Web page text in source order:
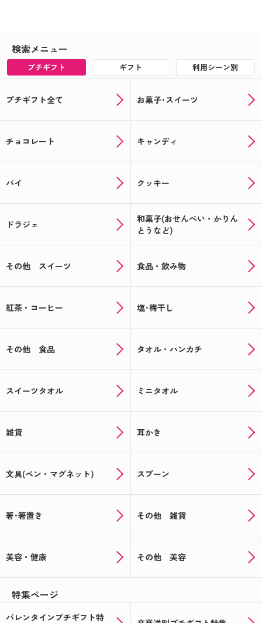
検索メニュー
プチギフト ギフト 利用シーン別
プチギフト全て お菓子･スイーツ
チョコレート キャンディ
パイ クッキー
ドラジェ
和菓子(おせんべい・かりん
とうなど)
その他 スイーツ 食品・飲み物
紅茶・コーヒー 塩･梅干し
その他 食品 タオル・ハンカチ
スイーツタオル ミニタオル
雑貨 耳かき
文具(ペン・マグネット) スプーン
箸･箸置き その他 雑貨
美容・健康 その他 美容
特集ページ
バレンタインプチギフト特